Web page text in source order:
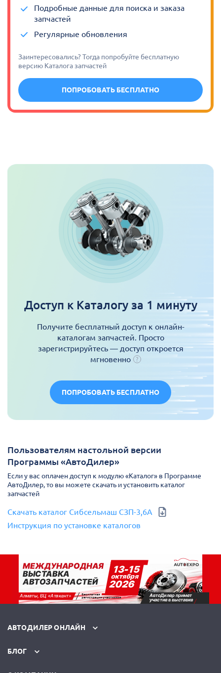
Подробные данные для поиска и заказа
запчастей
Регулярные обновления
Заинтересовались? Тогда попробуйте бесплатную
версию Каталога запчастей
ПОПРОБОВАТЬ БЕСПЛАТНО
Доступ к Каталогу за 1 минуту
Получите бесплатный доступ к онлайн-
каталогам запчастей. Просто
зарегистрируйтесь — доступ откроется
мгновенно
ПОПРОБОВАТЬ БЕСПЛАТНО
Пользователям настольной версии
Программы «АвтоДилер»
Если у вас оплачен доступ к модулю «Каталог» в Программе
АвтоДилер, то вы можете скачать и установить каталог
запчастей
Скачать каталог Сибсельмаш СЗП-3,6А
Инструкция по установке каталогов
АВТОДИЛЕР ОНЛАЙН
БЛОГ